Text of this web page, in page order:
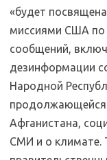
«будет
миссиями США по
сообщений,
дезинформации
Народной
Афганистана,
СМИ и о климате.